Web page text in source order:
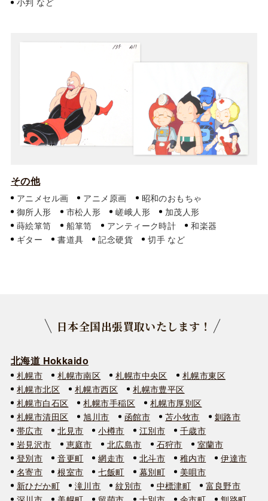
その他
アニメセル画 アニメ原画
昭和のおもちゃ
御所人形
市松人形 嵯峨人形
加茂人形
蒔絵箪笥
船箪笥 アンティーク時計
和楽器
ギター
書道具 記念硬貨 切手
日本全国出張買取いたします！
北海道 Hokkaido
札幌市 札幌市南区 札幌市中央区
札幌市東区
札幌市北区
札幌市西区
札幌市豊平区
札幌市白石区
札幌市手稲区
札幌市厚別区
札幌市清田区
旭川市 函館市 苫小牧市
釧路市
帯広市
北見市 小樽市 江別市
千歳市
岩見沢市
恵庭市 北広島市 石狩市
室蘭市
登別市
音更町 網走市 北斗市 稚内市
伊達市
名寄市
根室市 七飯町 幕別町
美唄市
新ひだか町
滝川市 紋別市 中標津町
富良野市